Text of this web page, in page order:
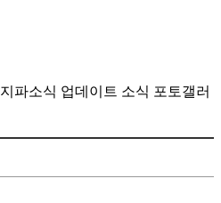
지파소식 업데이트 소식 포토갤러